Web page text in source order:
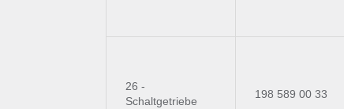
26 -
Schaltgetriebe
198 589 00 33